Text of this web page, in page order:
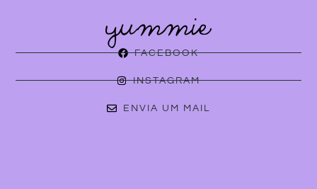
FACEBOOK
INSTAGRAM
ENVIA UM MAIL